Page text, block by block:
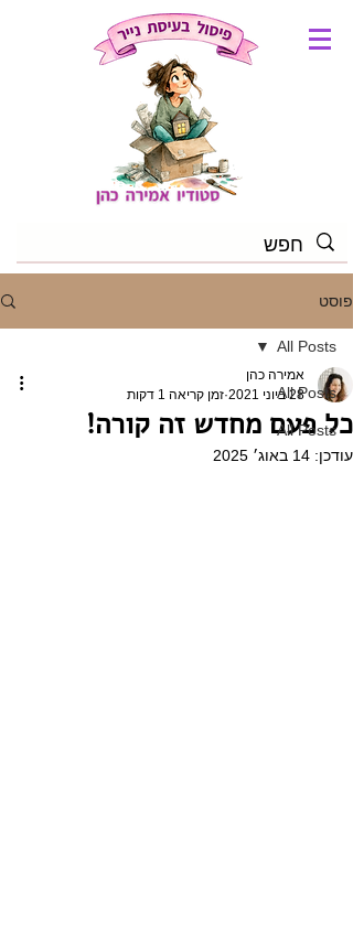
פוסט
All Posts
All Posts
All Posts
כל פעם מחדש זה קורה!
אמירה כהן
28 ביוני 2021
זמן קריאה 1 דקות
עודכן: 14 באוג׳ 2025